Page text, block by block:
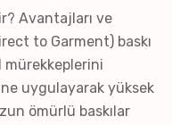
Avantajları ve
to Garment) baskı
mürekkeplerini
uygulayarak yüksek
ömürlü baskılar